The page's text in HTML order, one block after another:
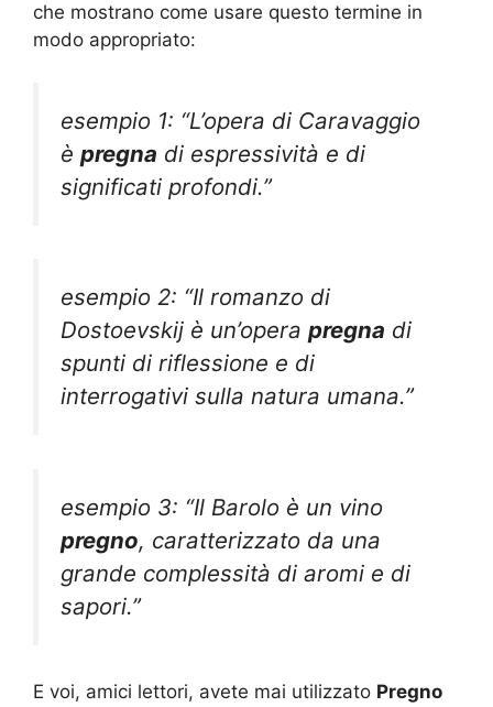
che mostrano come usare questo termine in
modo appropriato:
esempio 1: “L’opera di Caravaggio
è pregna di espressività e di
significati profondi.”
esempio 2: “Il romanzo di
Dostoevskij è un’opera pregna di
spunti di riflessione e di
interrogativi sulla natura umana.”
esempio 3: “Il Barolo è un vino
pregno, caratterizzato da una
grande complessità di aromi e di
sapori.”
E voi, amici lettori, avete mai utilizzato Pregno